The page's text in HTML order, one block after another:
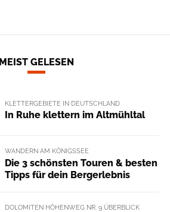
MEIST GELESEN
KLETTERGEBIETE IN DEUTSCHLAND
In Ruhe klettern im Altmühltal
WANDERN AM KÖNIGSSEE
Die 3 schönsten Touren & besten
Tipps für dein Bergerlebnis
DOLOMITEN HÖHENWEG NR. 9 ÜBERBLICK